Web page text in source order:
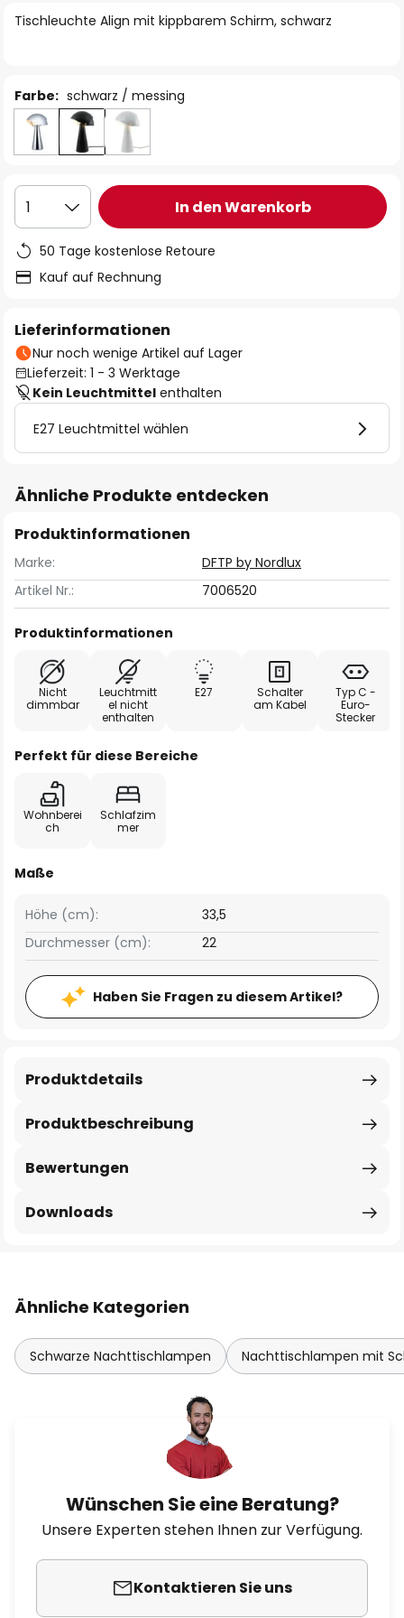
Tischleuchte Align mit kippbarem Schirm, schwarz
Farbe: schwarz / messing
1 In den Warenkorb
50 Tage kostenlose Retoure
Kauf auf Rechnung
Lieferinformationen
Nur noch wenige Artikel auf Lager
Lieferzeit: 1 - 3 Werktage
Kein Leuchtmittel enthalten
E27 Leuchtmittel wählen
Ähnliche Produkte entdecken
Produktinformationen
Marke:
DFTP by Nordlux
Artikel Nr.:
7006520
Produktinformationen
Nicht
dimmbar
Leuchtmitt
el nicht
enthalten
E27
Schalter
am Kabel
Typ C -
Euro-
Stecker
Perfekt für diese Bereiche
Wohnberei
ch
Schlafzim
mer
Maße
Höhe (cm):
33,5
Durchmesser (cm):
22
Haben Sie Fragen zu diesem Artikel?
Produktbeschreibung
Produktdetails
Bewertungen
Downloads
Ähnliche Kategorien
Schwarze Nachttischlampen Nachttischlampen mit
Wünschen Sie eine Beratung?
Unsere Experten stehen Ihnen zur Verfügung.
Kontaktieren Sie uns